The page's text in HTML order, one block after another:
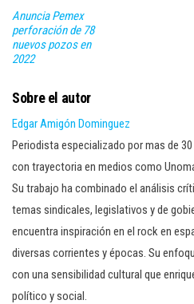
Anuncia Pemex
perforación de 78
nuevos pozos en
2022
Sobre el autor
Edgar Amigón Dominguez
Periodista especializado por mas de
con trayectoria en medios como
Su trabajo ha combinado el análisis
temas sindicales, legislativos y de
encuentra inspiración en el rock en
diversas corrientes y épocas. Su
con una sensibilidad cultural que
político y social.